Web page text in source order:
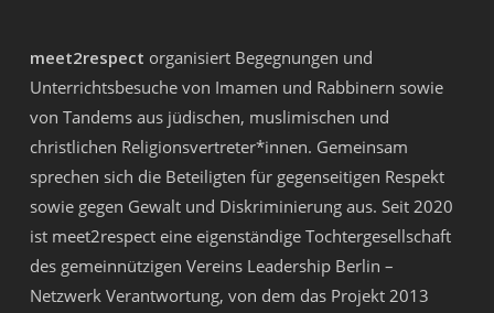
meet2respect organisiert Begegnungen und
Unterrichtsbesuche von Imamen und Rabbinern sowie
von Tandems aus jüdischen, muslimischen und
christlichen Religionsvertreter*innen. Gemeinsam
sprechen sich die Beteiligten für gegenseitigen Respekt
sowie gegen Gewalt und Diskriminierung aus. Seit 2020
ist meet2respect eine eigenständige Tochtergesellschaft
des gemeinnützigen Vereins Leadership Berlin –
Netzwerk Verantwortung, von dem das Projekt 2013